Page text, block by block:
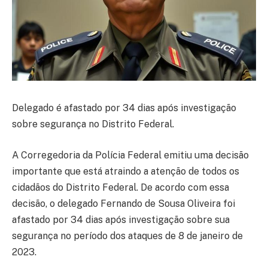
Delegado é afastado por 34 dias após investigação
sobre segurança no Distrito Federal.
A Corregedoria da Polícia Federal emitiu uma decisão
importante que está atraindo a atenção de todos os
cidadãos do Distrito Federal. De acordo com essa
decisão, o delegado Fernando de Sousa Oliveira foi
afastado por 34 dias após investigação sobre sua
segurança no período dos ataques de 8 de janeiro de
2023.